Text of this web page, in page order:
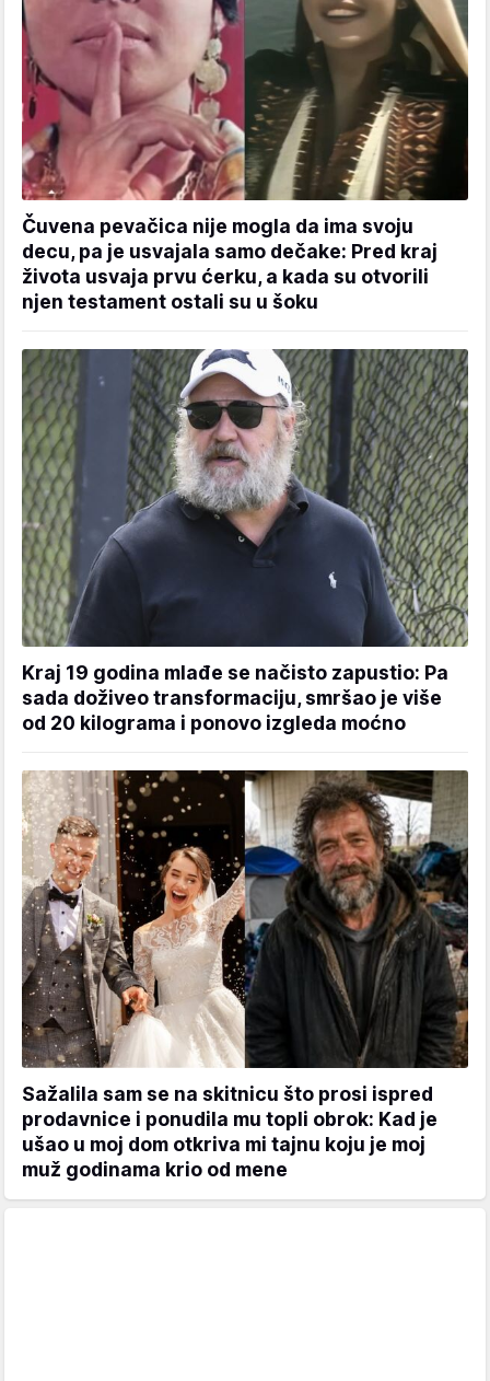
Čuvena pevačica nije mogla da ima svoju
decu, pa je usvajala samo dečake: Pred kraj
života usvaja prvu ćerku, a kada su otvorili
njen testament ostali su u šoku
Kraj 19 godina mlađe se načisto zapustio: Pa
sada doživeo transformaciju, smršao je više
od 20 kilograma i ponovo izgleda moćno
Sažalila sam se na skitnicu što prosi ispred
prodavnice i ponudila mu topli obrok: Kad je
ušao u moj dom otkriva mi tajnu koju je moj
muž godinama krio od mene